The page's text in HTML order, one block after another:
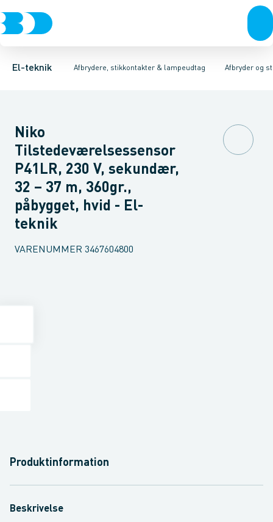
El-teknik Afbrydere, stikkontakter & lampeudtag
Afbrydere, stikkontakter & lampeudtagForgreningsmateriel
Afbryder og
Afbryder og stikdåsemateriel
Afbryder og stikkontakt kombinationInstallationsafbryder
Niko
Tilstedeværelsessensor
P41LR, 230 V, sekundær,
32 – 37 m, 360gr.,
påbygget, hvid - El-
teknik
VARENUMMER 3467604800
Produktinformation
Beskrivelse